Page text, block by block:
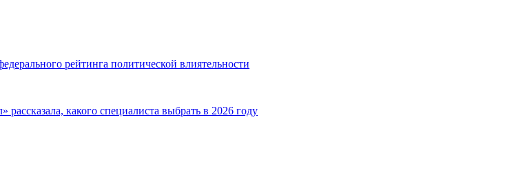
рейтинга политической влиятельности
рассказала, какого специалиста выбрать в 2026 году